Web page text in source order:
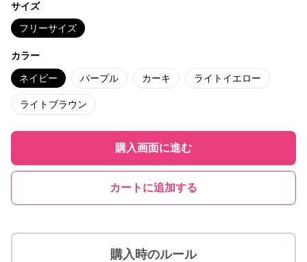
サイズ
フリーサイズ
カラー
ネイビー パープル カーキ ライトイエロー
ライトブラウン
購入画面に進む
カートに追加する
購入時のルール